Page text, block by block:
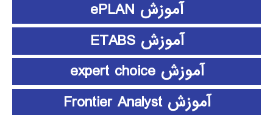
آموزش ePLAN
آموزش ETABS
آموزش expert choice
آموزش Frontier Analyst